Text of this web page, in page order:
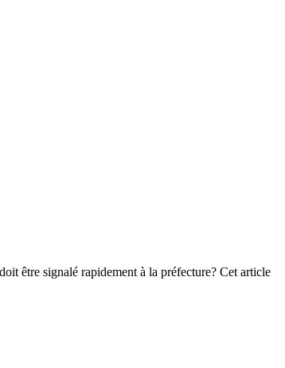
être signalé rapidement à la préfecture? Cet article